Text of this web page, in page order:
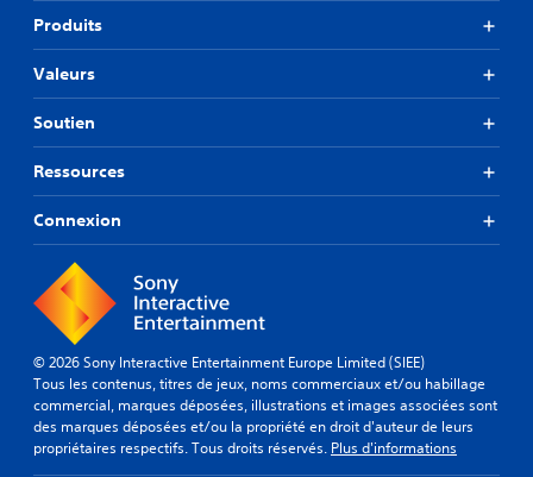
Produits
Valeurs
Soutien
Ressources
Connexion
© 2026 Sony Interactive Entertainment Europe Limited (SIEE)
Tous les contenus, titres de jeux, noms commerciaux et/ou habillage
commercial, marques déposées, illustrations et images associées sont
des marques déposées et/ou la propriété en droit d'auteur de leurs
propriétaires respectifs. Tous droits réservés. Plus d'informations